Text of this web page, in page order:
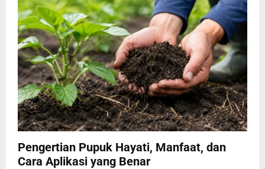
Pengertian Pupuk Hayati, Manfaat, dan
Cara Aplikasi yang Benar